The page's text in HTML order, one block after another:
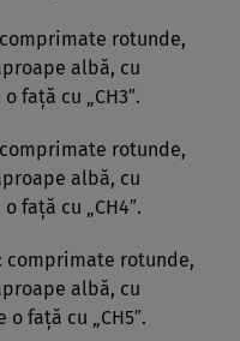
rotunde,
albă, cu
faţă cu „CH3″.
rotunde,
albă, cu
faţă cu „CH4″.
comprimate rotunde,
albă, cu
faţă cu „CH5″.